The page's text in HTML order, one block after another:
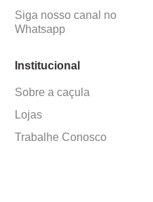
Siga nosso canal no
Whatsapp
Institucional
Sobre a caçula
Lojas
Trabalhe Conosco